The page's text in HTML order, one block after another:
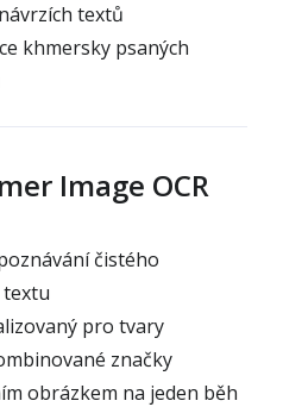
textů
khmersky psaných
Image OCR
čistého
pro tvary
značky
obrázkem na jeden běh